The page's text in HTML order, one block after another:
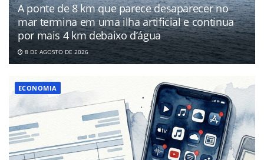
A ponte de 8 km que parece desaparecer no
mar termina em uma ilha artificial e continua
por mais 4 km debaixo d’água
8 DE AGOSTO DE 2026
ECONOMIA